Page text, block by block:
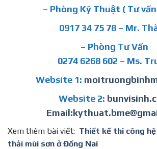
– Phòng Kỹ Thuật ( Tư
0917 34 75 78 – Mr.
– Phòng Tư Vấn
0274 6268 602 – Ms.
Website 1:
Website 2:
Xem thêm bài viết: Thiết kế thi công
thải mùi sơn ở Đồng Nai